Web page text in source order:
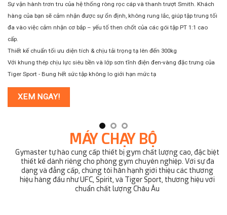
Sự vận hành trơn tru của hệ thống ròng rọc cáp và thanh trượt Smith. Khách
hàng của bạn sẽ cảm nhận được sự ổn định, không rung lắc, giúp tập trung tối
đa vào việc cảm nhận cơ bắp – yếu tố then chốt của các gói tập PT 1:1 cao
cấp.
Thiết kế chuẩn tối ưu diện tích & chịu tải trọng tạ lên đến 300kg
Với khung thép chịu lực siêu bền và lớp sơn tĩnh điện đen-vàng đặc trưng của
Tiger Sport - Bung hết sức tập không lo giới hạn mức tạ
XEM NGAY!
MÁY CHẠY BỘ
Gymaster tự hào cung cấp thiết bị gym chất lượng cao, đặc biệt
thiết kế dành riêng cho phòng gym chuyên nghiệp. Với sự đa
dạng và đẳng cấp, chúng tôi hân hạnh giới thiệu các thương
hiệu hàng đầu như UFC, Spirit, và Tiger Sport, thương hiệu với
chuẩn chất lượng Châu Âu